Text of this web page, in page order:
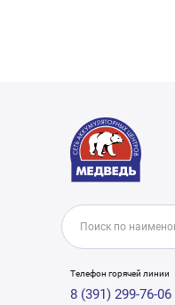
Телефон горячей линии
8 (391) 299-76-06